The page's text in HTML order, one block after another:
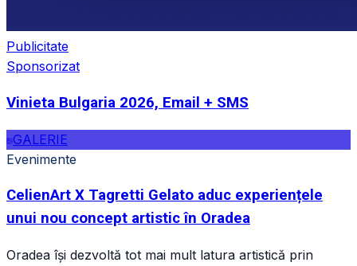
Publicitate
Sponsorizat
Vinieta Bulgaria 2026, Email + SMS
GALERIE
Evenimente
CelienArt X Tagretti Gelato aduc experiențele
unui nou concept artistic în Oradea
Oradea își dezvoltă tot mai mult latura artistică prin